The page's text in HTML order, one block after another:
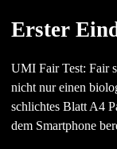
Erster
UMI Fair Test: Fair
nicht nur einen
schlichtes Blatt A4
dem Smartphone